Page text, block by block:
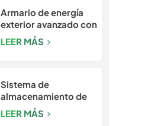
Armario de energía
exterior avanzado con
seguridad integrada |
Sistema de batería
LEER MÁS
Sistema de
almacenamiento de
energía para
exteriores con
LEER MÁS